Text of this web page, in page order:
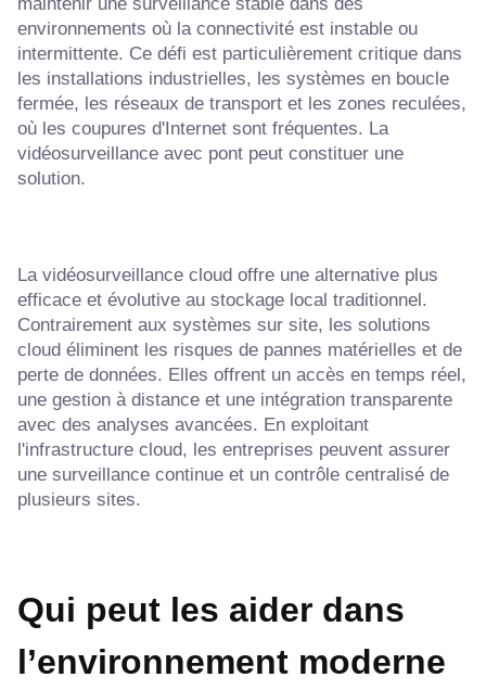
environnements où la connectivité est instable ou
intermittente. Ce défi est particulièrement critique dans
les installations industrielles, les systèmes en boucle
fermée, les réseaux de transport et les zones reculées,
où les coupures d'Internet sont fréquentes. La
vidéosurveillance avec pont peut constituer une
solution.
La vidéosurveillance cloud offre une alternative plus
efficace et évolutive au stockage local traditionnel.
Contrairement aux systèmes sur site, les solutions
cloud éliminent les risques de pannes matérielles et de
perte de données. Elles offrent un accès en temps réel,
une gestion à distance et une intégration transparente
avec des analyses avancées. En exploitant
l'infrastructure cloud, les entreprises peuvent assurer
une surveillance continue et un contrôle centralisé de
plusieurs sites.
Qui peut les aider dans
l’environnement moderne